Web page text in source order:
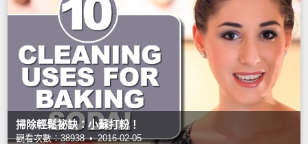
掃除輕鬆祕訣：小蘇打粉！
觀看次數：38938 • 2016-02-05